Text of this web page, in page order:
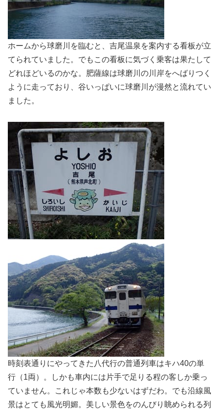
ホームから球磨川を臨むと、吉尾温泉を案内する看板が立
てられていました。でもこの看板に気づく乗客は果たして
どれほどいるのかな。肥薩線は球磨川の川岸をへばりつく
ように走っており、谷いっぱいに球磨川が漫然と流れてい
ました。
時刻表通りにやってきた八代行の普通列車はキハ40の単
行（1両）。しかも車内には片手で足りる程の客しか乗っ
ていません。これじゃ本数も少ないはずだわ。でも沿線風
景はとても風光明媚。美しい景色をのんびり眺められる列